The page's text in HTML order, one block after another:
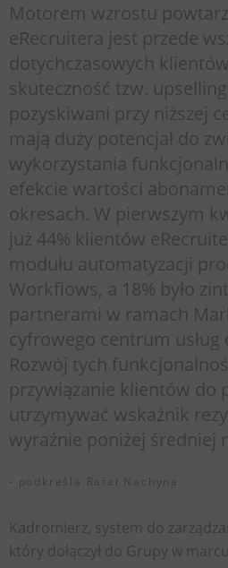
Motorem wzrostu
eRecruitera jest przede
dotychczasowych
skuteczność tzw.
pozyskiwani przy niższej
mają duży potencjał do
wykorzystania
efekcie wartości
okresach. W pierwszym
już 44% klientów
modułu automatyzacji
Workflows, a 18% było
partnerami w ramach
cyfrowego centrum usług
Rozwój tych
przywiązanie klientów do
utrzymywać wskaźnik
wyraźnie poniżej średniej
- podkreśla Rafał Nachyna.
Kadromierz, system do
który dołączył do Grupy w